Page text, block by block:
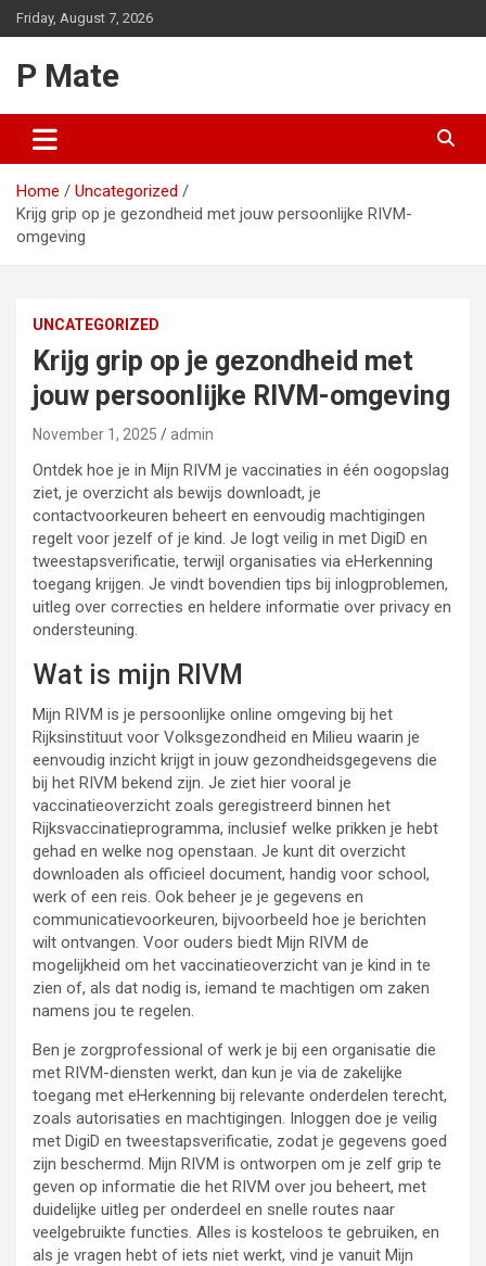
Skip
to
Friday, August 7, 2026
P Mate
Home
Uncategorized
Krijg grip op je gezondheid met jouw persoonlijke RIVM-
omgeving
UNCATEGORIZED
Krijg grip op je gezondheid met
jouw persoonlijke RIVM-omgeving
November 1, 2025 admin
Ontdek hoe je in Mijn RIVM je vaccinaties in één oogopslag
ziet, je overzicht als bewijs downloadt, je
contactvoorkeuren beheert en eenvoudig machtigingen
regelt voor jezelf of je kind. Je logt veilig in met DigiD en
tweestapsverificatie, terwijl organisaties via eHerkenning
toegang krijgen. Je vindt bovendien tips bij inlogproblemen,
uitleg over correcties en heldere informatie over privacy en
ondersteuning.
Wat is mijn RIVM
Mijn RIVM is je persoonlijke online omgeving bij het
Rijksinstituut voor Volksgezondheid en Milieu waarin je
eenvoudig inzicht krijgt in jouw gezondheidsgegevens die
bij het RIVM bekend zijn. Je ziet hier vooral je
vaccinatieoverzicht zoals geregistreerd binnen het
Rijksvaccinatieprogramma, inclusief welke prikken je hebt
gehad en welke nog openstaan. Je kunt dit overzicht
downloaden als officieel document, handig voor school,
werk of een reis. Ook beheer je je gegevens en
communicatievoorkeuren, bijvoorbeeld hoe je berichten
wilt ontvangen. Voor ouders biedt Mijn RIVM de
mogelijkheid om het vaccinatieoverzicht van je kind in te
zien of, als dat nodig is, iemand te machtigen om zaken
namens jou te regelen.
Ben je zorgprofessional of werk je bij een organisatie die
met RIVM-diensten werkt, dan kun je via de zakelijke
toegang met eHerkenning bij relevante onderdelen terecht,
zoals autorisaties en machtigingen. Inloggen doe je veilig
met DigiD en tweestapsverificatie, zodat je gegevens goed
zijn beschermd. Mijn RIVM is ontworpen om je zelf grip te
geven op informatie die het RIVM over jou beheert, met
duidelijke uitleg per onderdeel en snelle routes naar
veelgebruikte functies. Alles is kosteloos te gebruiken, en
als je vragen hebt of iets niet werkt, vind je vanuit Mijn